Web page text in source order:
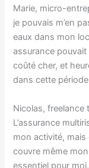
Marie, micro-
je pouvais m’en
eaux dans mon
assurance pouvait
coûté cher, et
dans cette
Nicolas, freelance
L’assurance
mon activité, mais
couvre même
essentiel pour